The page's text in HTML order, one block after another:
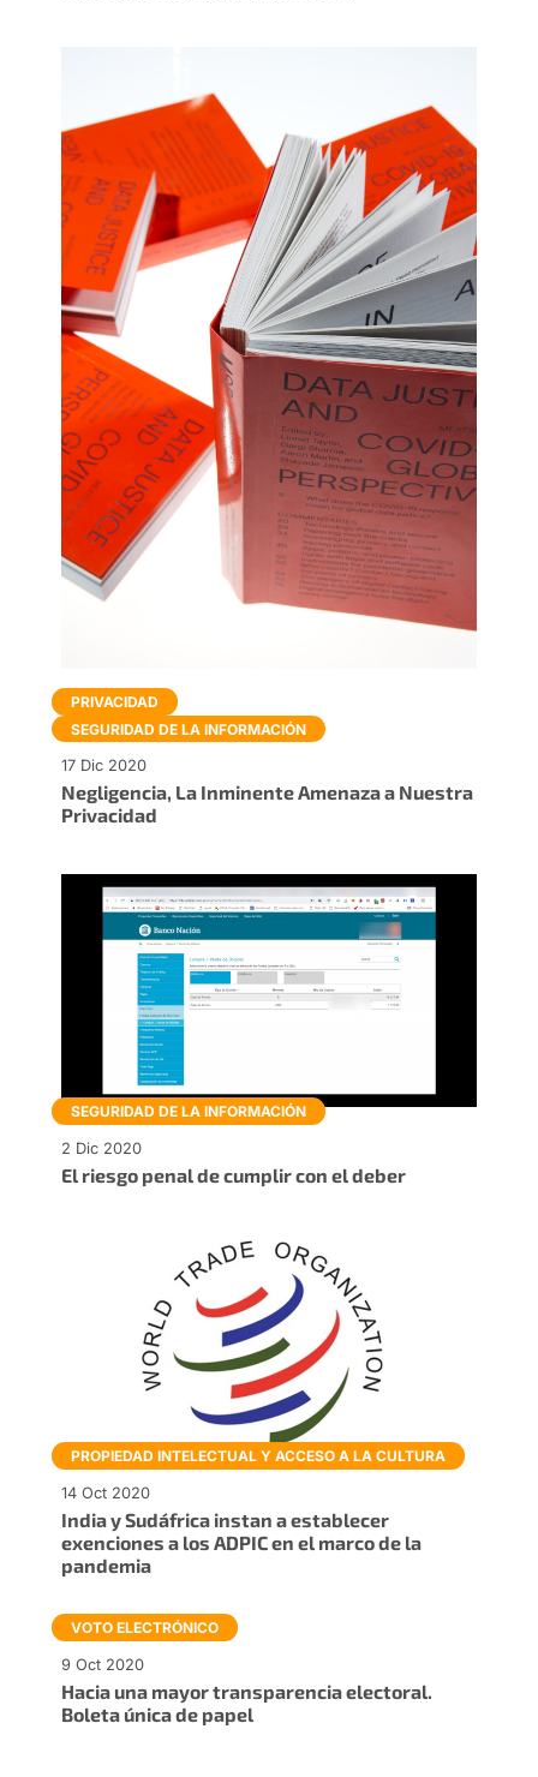
Negligencia, La Inminente Amenaza a Nuestra
Privacidad
17 Dic 2020
PRIVACIDAD
SEGURIDAD DE LA INFORMACIÓN
El riesgo penal de cumplir con el deber
2 Dic 2020
SEGURIDAD DE LA INFORMACIÓN
India y Sudáfrica instan a establecer
exenciones a los ADPIC en el marco de la
pandemia
14 Oct 2020
PROPIEDAD INTELECTUAL Y ACCESO A LA CULTURA
Hacia una mayor transparencia electoral.
Boleta única de papel
9 Oct 2020
VOTO ELECTRÓNICO